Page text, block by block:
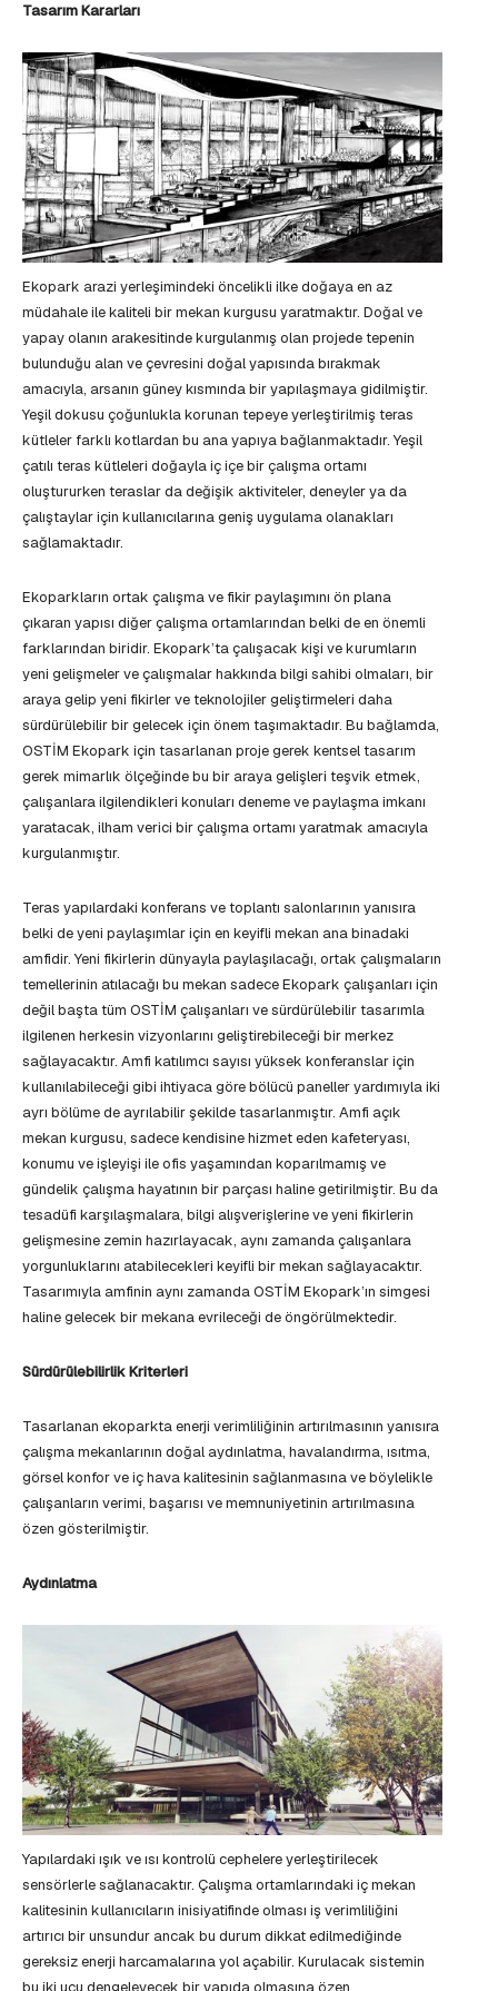
Tasarım Kararları
Ekopark arazi yerleşimindeki öncelikli ilke doğaya en az
müdahale ile kaliteli bir mekan kurgusu yaratmaktır. Doğal ve
yapay olanın arakesitinde kurgulanmış olan projede tepenin
bulunduğu alan ve çevresini doğal yapısında bırakmak
amacıyla, arsanın güney kısmında bir yapılaşmaya gidilmiştir.
Yeşil dokusu çoğunlukla korunan tepeye yerleştirilmiş teras
kütleler farklı kotlardan bu ana yapıya bağlanmaktadır. Yeşil
çatılı teras kütleleri doğayla iç içe bir çalışma ortamı
oluştururken teraslar da değişik aktiviteler, deneyler ya da
çalıştaylar için kullanıcılarına geniş uygulama olanakları
sağlamaktadır.
Ekoparkların ortak çalışma ve fikir paylaşımını ön plana
çıkaran yapısı diğer çalışma ortamlarından belki de en önemli
farklarından biridir. Ekopark’ta çalışacak kişi ve kurumların
yeni gelişmeler ve çalışmalar hakkında bilgi sahibi olmaları, bir
araya gelip yeni fikirler ve teknolojiler geliştirmeleri daha
sürdürülebilir bir gelecek için önem taşımaktadır. Bu bağlamda,
OSTİM Ekopark için tasarlanan proje gerek kentsel tasarım
gerek mimarlık ölçeğinde bu bir araya gelişleri teşvik etmek,
çalışanlara ilgilendikleri konuları deneme ve paylaşma imkanı
yaratacak, ilham verici bir çalışma ortamı yaratmak amacıyla
kurgulanmıştır.
Teras yapılardaki konferans ve toplantı salonlarının yanısıra
belki de yeni paylaşımlar için en keyifli mekan ana binadaki
amfidir. Yeni fikirlerin dünyayla paylaşılacağı, ortak çalışmaların
temellerinin atılacağı bu mekan sadece Ekopark çalışanları için
değil başta tüm OSTİM çalışanları ve sürdürülebilir tasarımla
ilgilenen herkesin vizyonlarını geliştirebileceği bir merkez
sağlayacaktır. Amfi katılımcı sayısı yüksek konferanslar için
kullanılabileceği gibi ihtiyaca göre bölücü paneller yardımıyla iki
ayrı bölüme de ayrılabilir şekilde tasarlanmıştır. Amfi açık
mekan kurgusu, sadece kendisine hizmet eden kafeteryası,
konumu ve işleyişi ile ofis yaşamından koparılmamış ve
gündelik çalışma hayatının bir parçası haline getirilmiştir. Bu da
tesadüfi karşılaşmalara, bilgi alışverişlerine ve yeni fikirlerin
gelişmesine zemin hazırlayacak, aynı zamanda çalışanlara
yorgunluklarını atabilecekleri keyifli bir mekan sağlayacaktır.
Tasarımıyla amfinin aynı zamanda OSTİM Ekopark’ın simgesi
haline gelecek bir mekana evrileceği de öngörülmektedir.
Sürdürülebilirlik Kriterleri
Tasarlanan ekoparkta enerji verimliliğinin artırılmasının yanısıra
çalışma mekanlarının doğal aydınlatma, havalandırma, ısıtma,
görsel konfor ve iç hava kalitesinin sağlanmasına ve böylelikle
çalışanların verimi, başarısı ve memnuniyetinin artırılmasına
özen gösterilmiştir.
Aydınlatma
Yapılardaki ışık ve ısı kontrolü cephelere yerleştirilecek
sensörlerle sağlanacaktır. Çalışma ortamlarındaki iç mekan
kalitesinin kullanıcıların inisiyatifinde olması iş verimliliğini
artırıcı bir unsundur ancak bu durum dikkat edilmediğinde
gereksiz enerji harcamalarına yol açabilir. Kurulacak sistemin
bu iki ucu dengeleyecek bir yapıda olmasına özen